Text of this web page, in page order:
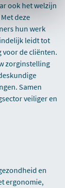
ook het welzijn
deze
hun werk
leidt tot
voor de cliënten.
zorginstelling
Samen
veiliger en
en
ergonomie,